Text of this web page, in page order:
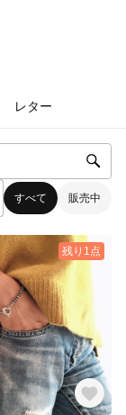
レター
すべて 販売中
残り1点